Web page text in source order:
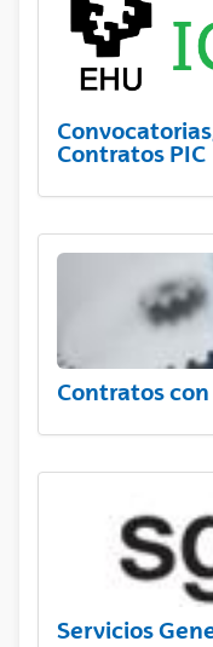
Contratos PIC
Contratos
Servicios